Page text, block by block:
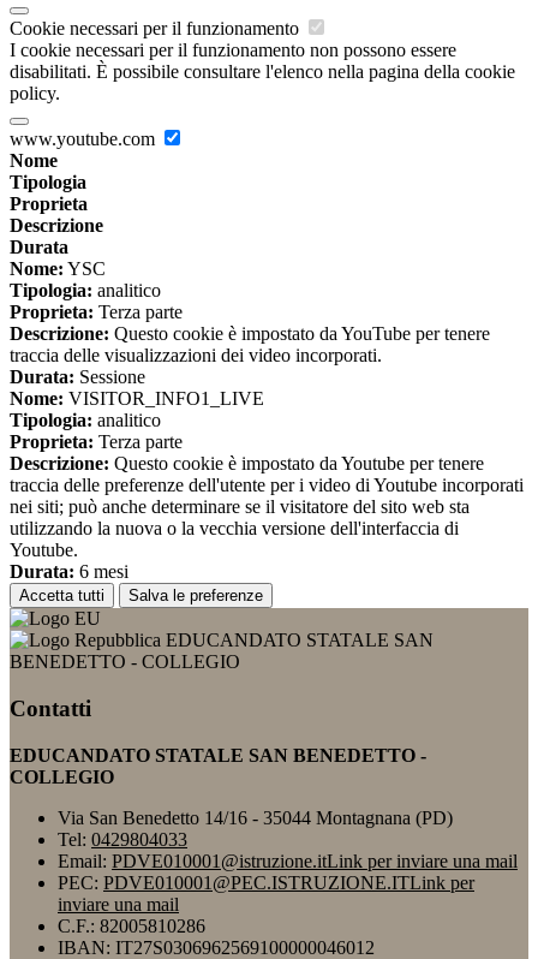
Cookie necessari per il funzionamento
I cookie necessari per il funzionamento non possono essere
disabilitati. È possibile consultare l'elenco nella pagina della cookie
policy.
www.youtube.com
Nome
Tipologia
Proprieta
Descrizione
Durata
Nome: YSC
Tipologia: analitico
Proprieta: Terza parte
Descrizione: Questo cookie è impostato da YouTube per tenere
traccia delle visualizzazioni dei video incorporati.
Durata: Sessione
Nome: VISITOR_INFO1_LIVE
Tipologia: analitico
Proprieta: Terza parte
Descrizione: Questo cookie è impostato da Youtube per tenere
traccia delle preferenze dell'utente per i video di Youtube incorporati
nei siti; può anche determinare se il visitatore del sito web sta
utilizzando la nuova o la vecchia versione dell'interfaccia di
Youtube.
Durata: 6 mesi
Accetta tutti Salva le preferenze
EDUCANDATO STATALE SAN
BENEDETTO - COLLEGIO
Contatti
EDUCANDATO STATALE SAN BENEDETTO -
COLLEGIO
Via San Benedetto 14/16 - 35044 Montagnana (PD)
Tel: 0429804033
Email: PDVE010001@istruzione.itLink per inviare una mail
PEC: PDVE010001@PEC.ISTRUZIONE.ITLink per
inviare una mail
C.F.: 82005810286
IBAN: IT27S0306962569100000046012